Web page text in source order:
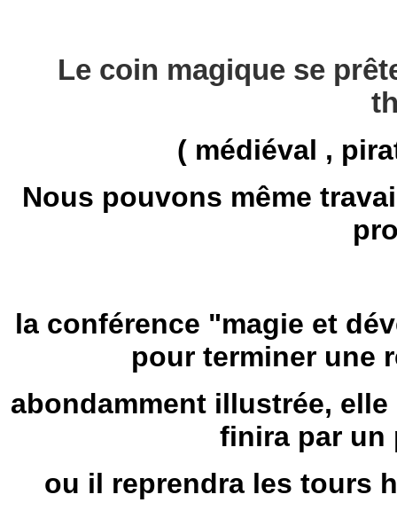
Le coin magique se
( médiéval ,
Nous pouvons même
la conférence "magie et
pour terminer une
abondamment illustrée,
finira par un
ou il reprendra les tours